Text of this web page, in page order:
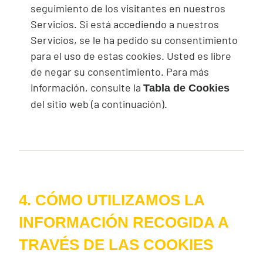
seguimiento de los visitantes en nuestros
Servicios. Si está accediendo a nuestros
Servicios, se le ha pedido su consentimiento
para el uso de estas cookies. Usted es libre
de negar su consentimiento. Para más
información, consulte la Tabla de Cookies
del sitio web (a continuación).
4. CÓMO UTILIZAMOS LA
INFORMACIÓN RECOGIDA A
TRAVÉS DE LAS COOKIES